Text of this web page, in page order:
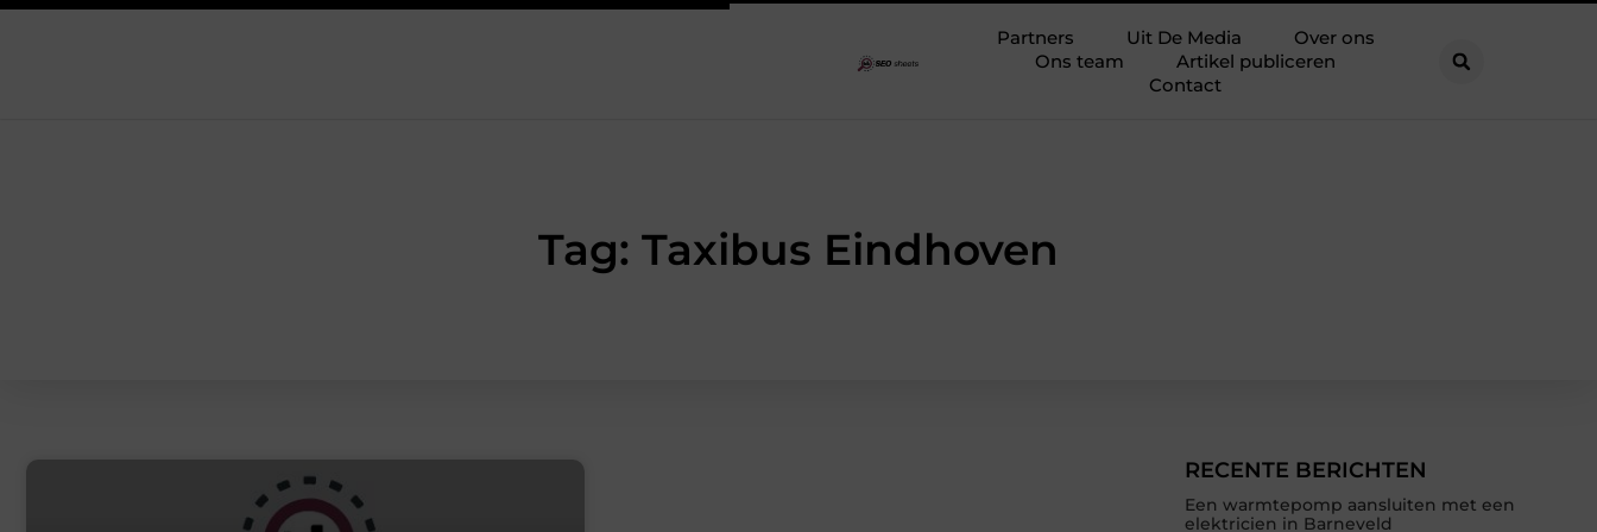
Partners Uit De Media
Over ons
Ons team
Artikel publiceren
Contact
Tag: Taxibus Eindhoven
RECENTE BERICHTEN
Een warmtepomp aansluiten met een
elektricien in Barneveld